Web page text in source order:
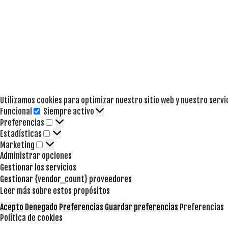
Utilizamos cookies para optimizar nuestro sitio web y nuestro
Funcional
Funcional
Siempre activo
Preferencias
Preferencias
Estadísticas Estadísticas
Marketing Marketing
Administrar opciones
Gestionar los servicios
Gestionar {vendor_count} proveedores
Leer más sobre estos propósitos
Acepto Denegado Preferencias Guardar preferencias Preferencias
Política de cookies